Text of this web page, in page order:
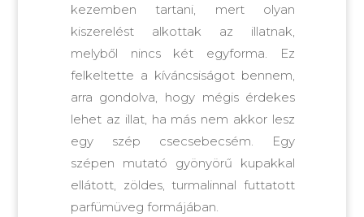
kezemben tartani, mert olyan
kiszerelést alkottak az illatnak,
melyből nincs két egyforma. Ez
felkeltette a kíváncsiságot bennem,
arra gondolva, hogy mégis érdekes
lehet az illat, ha más nem akkor lesz
egy szép csecsebecsém. Egy
szépen mutató gyönyörű kupakkal
ellátott, zöldes, turmalinnal futtatott
parfümüveg formájában.